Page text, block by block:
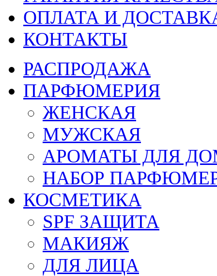
ОПЛАТА И
КОНТАКТЫ
РАСПРОДАЖА
ПАРФЮМЕРИЯ
ЖЕНСКАЯ
МУЖСКАЯ
АРОМАТЫ ДЛЯ
НАБОР
КОСМЕТИКА
SPF ЗАЩИТА
МАКИЯЖ
ДЛЯ ЛИЦА